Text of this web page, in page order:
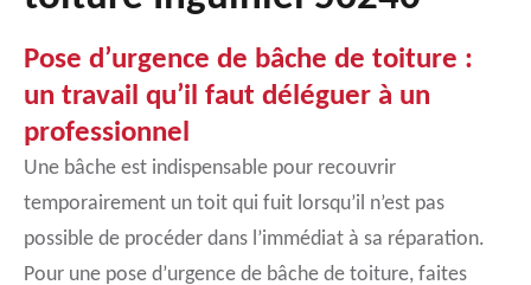
Pose d’urgence de bâche de toiture :
un travail qu’il faut déléguer à un
professionnel
Une bâche est indispensable pour recouvrir
temporairement un toit qui fuit lorsqu’il n’est pas
possible de procéder dans l’immédiat à sa réparation.
Pour une pose d’urgence de bâche de toiture, faites